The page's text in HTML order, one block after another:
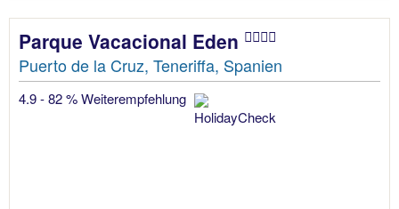
Parque Vacacional Eden
Puerto de la Cruz, Teneriffa, Spanien
4.9 - 82 % Weiterempfehlung